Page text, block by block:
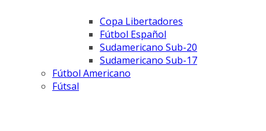
Copa Libertadores
Fútbol Español
Sudamericano Sub-20
Sudamericano Sub-17
Fútbol Americano
Fútsal